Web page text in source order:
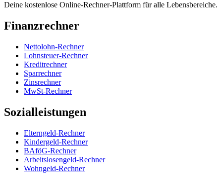
Deine kostenlose Online-Rechner-Plattform für alle Lebensbereiche.
Finanzrechner
Nettolohn-Rechner
Lohnsteuer-Rechner
Kreditrechner
Sparrechner
Zinsrechner
MwSt-Rechner
Sozialleistungen
Elterngeld-Rechner
Kindergeld-Rechner
BAföG-Rechner
Arbeitslosengeld-Rechner
Wohngeld-Rechner